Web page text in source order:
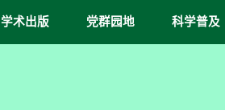
学术出版 党群园地 科学普及